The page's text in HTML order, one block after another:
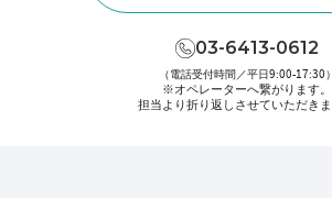
03-6413-0612
（電話受付時間／平日9:00-17:30）
※オペレーターへ繋がります。
担当より折り返しさせていただきま